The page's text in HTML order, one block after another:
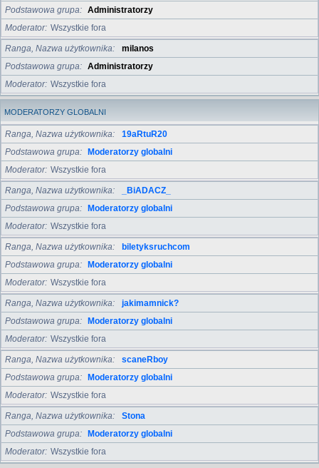
Podstawowa grupa
Administratorzy
Moderator Wszystkie fora
Ranga, Nazwa użytkownika
milanos
Podstawowa grupa
Administratorzy
Moderator Wszystkie fora
MODERATORZY GLOBALNI
Ranga, Nazwa użytkownika
19aRtuR20
Podstawowa grupa
Moderatorzy globalni
Moderator Wszystkie fora
Ranga, Nazwa użytkownika
_BiADACZ_
Podstawowa grupa
Moderatorzy globalni
Moderator Wszystkie fora
Ranga, Nazwa użytkownika
biletyksruchcom
Podstawowa grupa
Moderatorzy globalni
Moderator Wszystkie fora
Ranga, Nazwa użytkownika
jakimamnick?
Podstawowa grupa
Moderatorzy globalni
Moderator Wszystkie fora
Ranga, Nazwa użytkownika
scaneRboy
Podstawowa grupa
Moderatorzy globalni
Moderator Wszystkie fora
Ranga, Nazwa użytkownika
Stona
Podstawowa grupa
Moderatorzy globalni
Moderator Wszystkie fora